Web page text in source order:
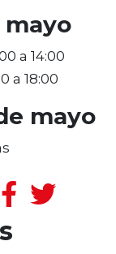
mayo
a 14:00
a 18:00
mayo